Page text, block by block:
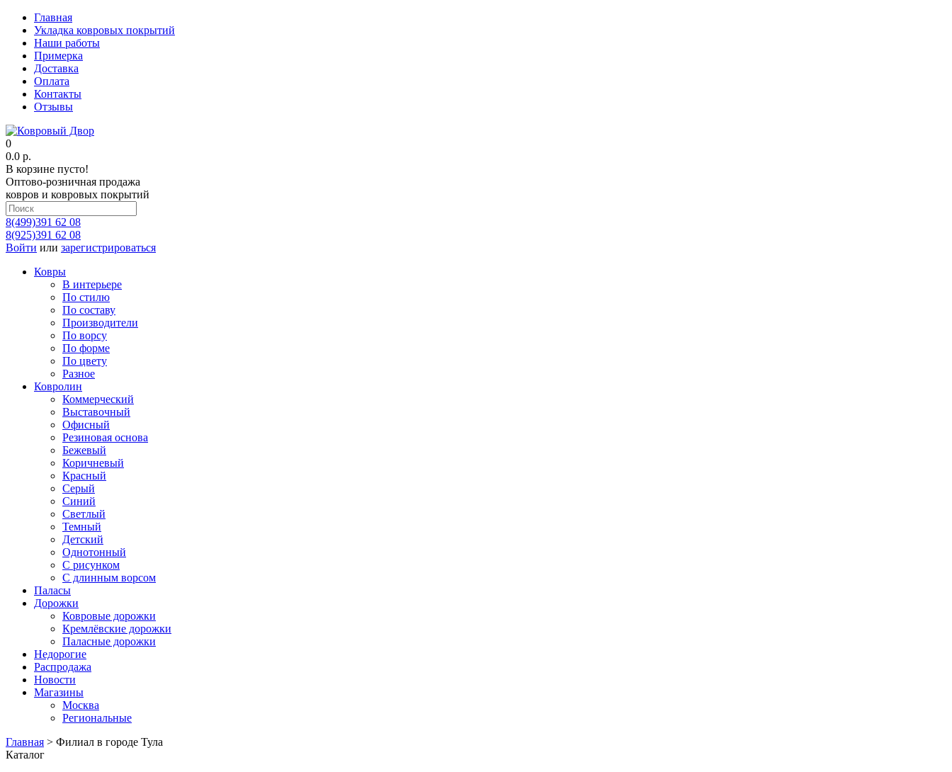
Главная
Укладка ковровых покрытий
Наши работы
Примерка
Доставка
Оплата
Контакты
Отзывы
0
0.0 р.
В корзине пусто!
Оптово-розничная продажа
ковров и ковровых покрытий
8(499)391 62 08
8(925)391 62 08
Войти или зарегистрироваться
Ковры
В интерьере
По стилю
По составу
Производители
По ворсу
По форме
По цвету
Разное
Ковролин
Коммерческий
Выставочный
Офисный
Резиновая основа
Бежевый
Коричневый
Красный
Серый
Синий
Светлый
Темный
Детский
Однотонный
С рисунком
С длинным ворсом
Паласы
Дорожки
Ковровые дорожки
Кремлёвские дорожки
Паласные дорожки
Недорогие
Распродажа
Новости
Магазины
Москва
Региональные
Главная > Филиал в городе Тула
Каталог